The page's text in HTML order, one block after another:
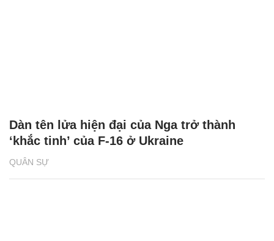
QUÂN SỰ
Dàn tên lửa hiện đại của Nga trở thành
‘khắc tinh’ của F-16 ở Ukraine